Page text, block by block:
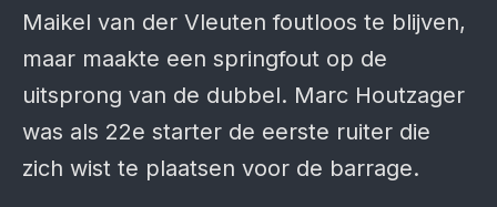
Maikel van der Vleuten foutloos te blijven,
maar maakte een springfout op de
uitsprong van de dubbel. Marc Houtzager
was als 22e starter de eerste ruiter die
zich wist te plaatsen voor de barrage.